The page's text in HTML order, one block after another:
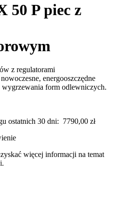
50 P piec z
z regulatorami
energooszczędne
wygrzewania form odlewniczych.
ostatnich 30 dni: 7790,00 zł
więcej informacji na temat